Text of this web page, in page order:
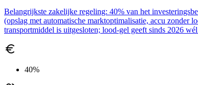
Belangrijkste zakelijke regeling: 40% van het
(opslag met automatische marktoptimalisatie, accu zonder
transportmiddel is uitgesloten; lood-gel geeft sinds 2026
40%